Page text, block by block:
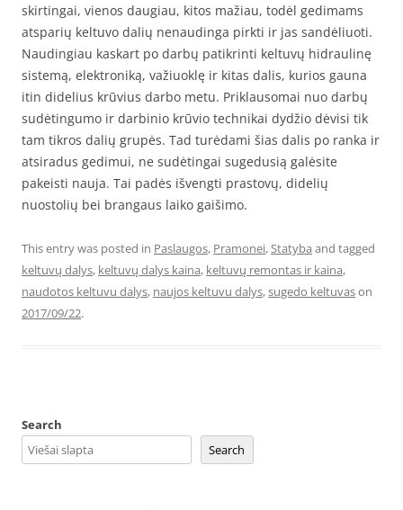
skirtingai, vienos daugiau, kitos mažiau, todėl gedimams
atsparių keltuvo dalių nenaudinga pirkti ir jas sandėliuoti.
Naudingiau kaskart po darbų patikrinti keltuvų hidraulinę
sistemą, elektroniką, važiuoklę ir kitas dalis, kurios gauna
itin didelius krūvius darbo metu. Priklausomai nuo darbų
sudėtingumo ir darbinio krūvio technikai dydžio dėvisi tik
tam tikros dalių grupės. Tad turėdami šias dalis po ranka ir
atsiradus gedimui, ne sudėtingai sugedusią galėsite
pakeisti nauja. Tai padės išvengti prastovų, didelių
nuostolių bei brangaus laiko gaišimo.
This entry was posted in Paslaugos, Pramonei,Statyba and tagged
keltuvų dalys, keltuvų dalys kaina, keltuvų remontas ir kaina,
naudotos keltuvu dalys, naujos keltuvu dalys,sugedo keltuvason
2017/09/22.
Search
Search